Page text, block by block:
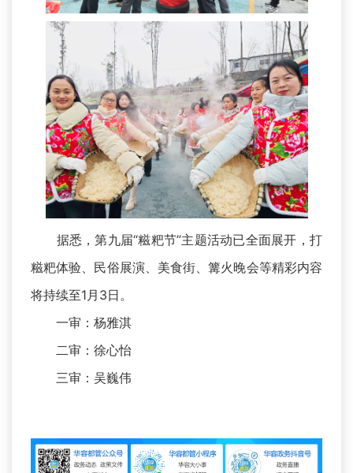
据悉，第九届“糍粑节”主题活动已全面展开，打
糍粑体验、民俗展演、美食街、篝火晚会等精彩内容
将持续至1月3日。
一审：杨雅淇
二审：徐心怡
三审：吴巍伟